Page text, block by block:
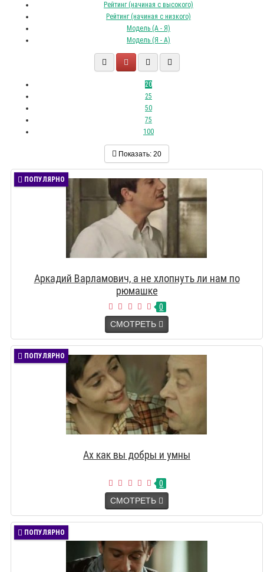
Рейтинг (начиная с высокого)
Рейтинг (начиная с низкого)
Модель (А - Я)
Модель (Я - А)
20
25
50
75
100
Показать: 20
ПОПУЛЯРНО
Аркадий Варламович, а не хлопнуть ли нам по
рюмашке
0
СМОТРЕТЬ
ПОПУЛЯРНО
Ах как вы добры и умны
0
СМОТРЕТЬ
ПОПУЛЯРНО